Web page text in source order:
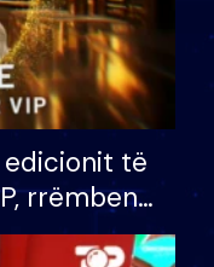
edicionit të
rrëmben
mijë eurosh